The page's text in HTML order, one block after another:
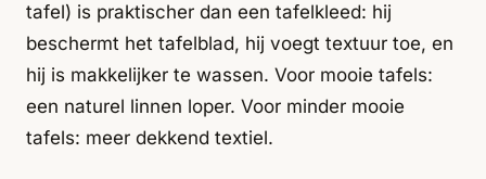
tafel) is praktischer dan een tafelkleed: hij
beschermt het tafelblad, hij voegt textuur toe, en
hij is makkelijker te wassen. Voor mooie tafels:
een naturel linnen loper. Voor minder mooie
tafels: meer dekkend textiel.